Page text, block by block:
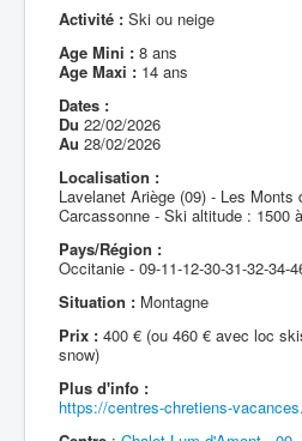
Activité : Ski ou neige
Age Mini : 8 ans
Age Maxi : 14 ans
Dates :
Du 22/02/2026
Au 28/02/2026
Localisation :
Lavelanet Ariège (09) - Les Monts
Carcassonne - Ski altitude : 1500
Pays/Région :
Occitanie - 09-11-12-30-31-32-34-
Situation : Montagne
Prix : 400 € (ou 460 € avec loc
snow)
Plus d'info :
https://centres-chretiens-